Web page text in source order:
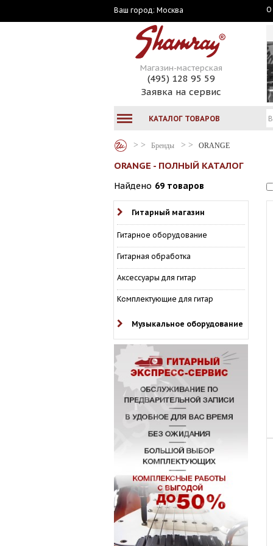
Ваш город: Москва О
Магазин-мастерская
(495) 128 95 59
Заявка на сервис
КАТАЛОГ ТОВАРОВ
Бренды ORANGE
ORANGE - ПОЛНЫЙ КАТАЛОГ
Найдено 69 товаров
Гитарный магазин
Гитарное оборудование
Гитарная обработка
Аксессуары для гитар
Комплектующие для гитар
Музыкальное оборудование